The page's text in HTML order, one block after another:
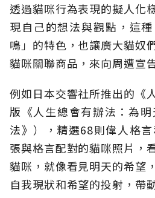
透過貓咪行為表現的擬人化
現自己的想法與觀點，這
鳴」的特色，也讓廣大貓奴
貓咪關聯商品，來向周遭宣
例如日本交響社所推出的《
版《人生總會有辦法：為
法》），精選68則偉人格
張與格言配對的貓咪照片，
貓咪，就像看見明天的希望
自我現狀和希望的投射，帶